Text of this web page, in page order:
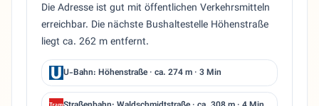
Die Adresse ist gut mit öffentlichen Verkehrsmitteln
erreichbar. Die nächste Bushaltestelle Höhenstraße
liegt ca. 262 m entfernt.
U-Bahn: Höhenstraße · ca. 274 m · 3 Min